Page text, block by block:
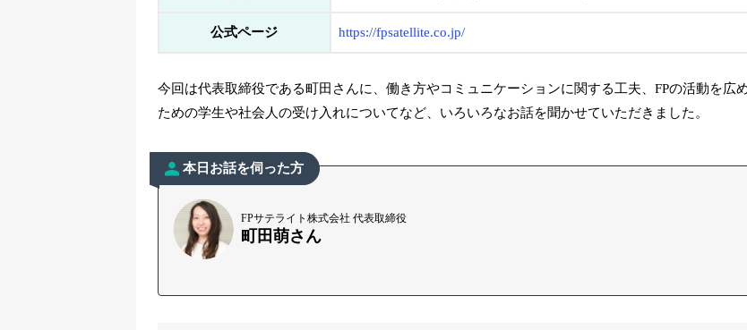
公式ページ https://fpsatellite.co.jp/
今回は代表取締役である町田さんに、働き方やコミュニケーションに関する工夫、FPの活動を広
ための学生や社会人の受け入れについてなど、いろいろなお話を聞かせていただきました。
本日お話を伺った方
FPサテライト株式会社 代表取締役
町田萌さん